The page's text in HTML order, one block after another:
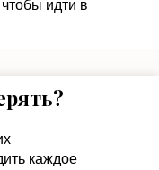
идти в
каждое